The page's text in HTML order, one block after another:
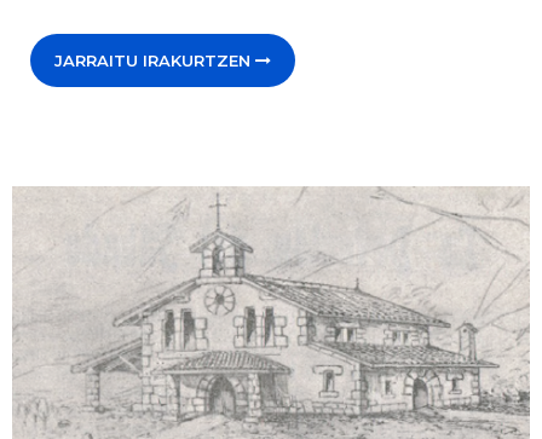
JARRAITU IRAKURTZEN